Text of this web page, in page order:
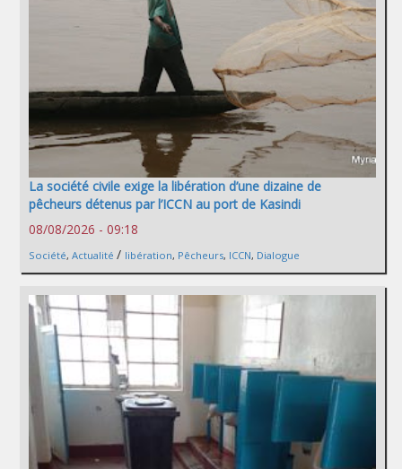
La société civile exige la libération d’une dizaine de
pêcheurs détenus par l’ICCN au port de Kasindi
08/08/2026 - 09:18
Société, Actualité / libération, Pêcheurs, ICCN, Dialogue